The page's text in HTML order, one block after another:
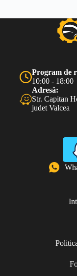
Program de
10:00 - 18:00
Adresă:
Str. Capitan
judet Valcea